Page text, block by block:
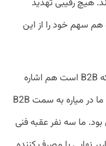
هیچ رقیبی تهدید
هم سهم خود را از این
او در ادامه به موضوع نوع فعالیت میاره که B2B است هم اشاره
می‌کند و می‌گوید: مسئله اولی که فعالیت ما در میاره به سمت B2B
ما سه نفر عقبه فنی